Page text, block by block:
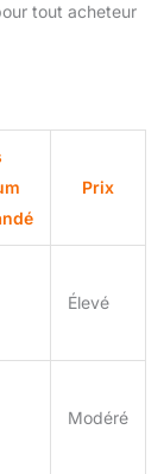
tout acheteur
Prix
Élevé
Modéré